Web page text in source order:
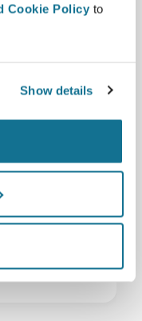
Cookie Policy to
Show details
Dr.
with clarity,